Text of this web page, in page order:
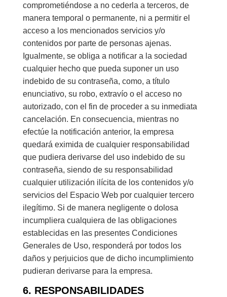
comprometiéndose a no cederla a terceros, de
manera temporal o permanente, ni a permitir el
acceso a los mencionados servicios y/o
contenidos por parte de personas ajenas.
Igualmente, se obliga a notificar a la sociedad
cualquier hecho que pueda suponer un uso
indebido de su contraseña, como, a título
enunciativo, su robo, extravío o el acceso no
autorizado, con el fin de proceder a su inmediata
cancelación. En consecuencia, mientras no
efectúe la notificación anterior, la empresa
quedará eximida de cualquier responsabilidad
que pudiera derivarse del uso indebido de su
contraseña, siendo de su responsabilidad
cualquier utilización ilícita de los contenidos y/o
servicios del Espacio Web por cualquier tercero
ilegítimo. Si de manera negligente o dolosa
incumpliera cualquiera de las obligaciones
establecidas en las presentes Condiciones
Generales de Uso, responderá por todos los
daños y perjuicios que de dicho incumplimiento
pudieran derivarse para la empresa.
6. RESPONSABILIDADES